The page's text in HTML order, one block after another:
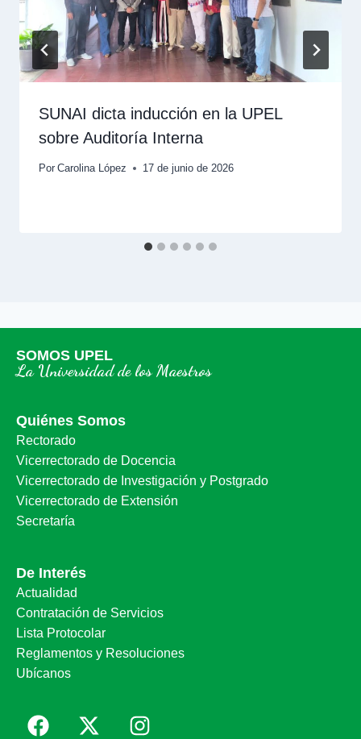
SUNAI dicta inducción en la UPEL
sobre Auditoría Interna
Por Carolina López 17 de junio de 2026
SOMOS UPEL
La Universidad de los Maestros
Quiénes Somos
Rectorado
Vicerrectorado de Docencia
Vicerrectorado de Investigación y Postgrado
Vicerrectorado de Extensión
Secretaría
De Interés
Actualidad
Contratación de Servicios
Lista Protocolar
Reglamentos y Resoluciones
Ubícanos